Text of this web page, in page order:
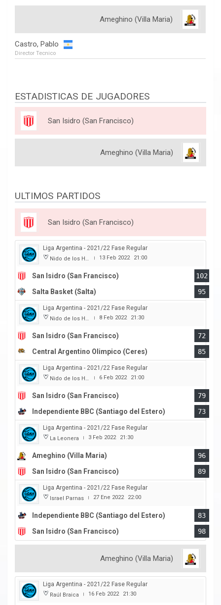
Ameghino (Villa Maria)
Castro, Pablo
Director Tecnico
ESTADISTICAS DE JUGADORES
San Isidro (San Francisco)
Ameghino (Villa Maria)
ULTIMOS PARTIDOS
San Isidro (San Francisco)
Liga Argentina - 2021/22 Fase Regular
Nido de los Halcones | 13 Feb 2022 21:00
San Isidro (San Francisco)
102
Salta Basket (Salta)
95
Liga Argentina - 2021/22 Fase Regular
Nido de los Halcones | 8 Feb 2022 21:30
San Isidro (San Francisco)
72
Central Argentino Olimpico (Ceres)
85
Liga Argentina - 2021/22 Fase Regular
Nido de los Halcones | 6 Feb 2022 21:00
San Isidro (San Francisco)
79
Independiente BBC (Santiago del Estero)
73
Liga Argentina - 2021/22 Fase Regular
La Leonera | 3 Feb 2022 21:30
Ameghino (Villa Maria)
96
San Isidro (San Francisco)
89
Liga Argentina - 2021/22 Fase Regular
Israel Parnas | 27 Ene 2022 22:00
Independiente BBC (Santiago del Estero)
83
San Isidro (San Francisco)
98
Ameghino (Villa Maria)
Liga Argentina - 2021/22 Fase Regular
Raúl Braica | 16 Feb 2022 21:30